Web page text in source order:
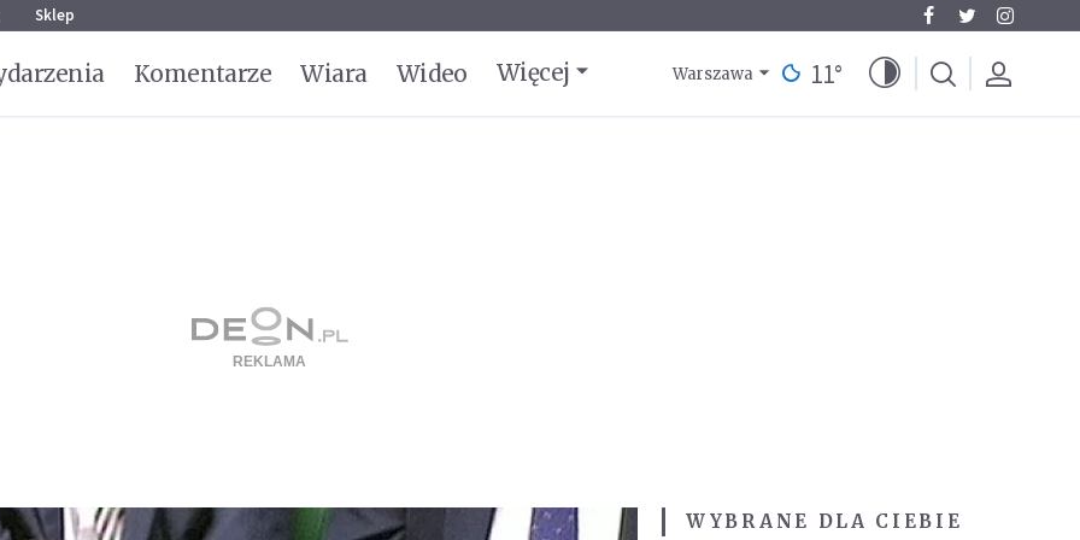
Sklep
Komentarze Wiara Wideo Więcej Warszawa 11°
WYBRANE DLA CIEBIE